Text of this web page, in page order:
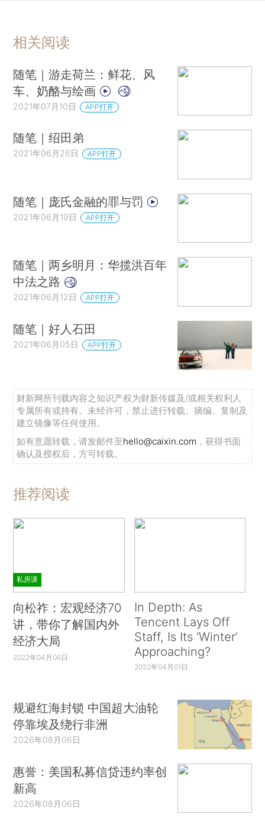
相关阅读
随笔｜游走荷兰：鲜花、风
车、奶酪与绘画
2021年07月10日 APP打开
随笔｜绍田弟
2021年06月26日 APP打开
随笔｜庞氏金融的罪与罚
2021年06月19日 APP打开
随笔｜两乡明月：华揽洪百年
中法之路
2021年06月12日 APP打开
随笔｜好人石田
2021年06月05日 APP打开
财新网所刊载内容之知识产权为财新传媒及/或相关权利人
专属所有或持有。未经许可，禁止进行转载、摘编、复制及
建立镜像等任何使用。
如有意愿转载，请发邮件至hello@caixin.com ，获得书面
确认及授权后，方可转载。
推荐阅读
私房课
向松祚：宏观经济70
讲，带你了解国内外
经济大局
2022年04月06日
In Depth: As
Tencent Lays Off
Staff, Is Its ‘Winter’
Approaching?
2022年04月01日
规避红海封锁 中国超大油轮
停靠埃及绕行非洲
2026年08月06日
惠誉：美国私募信贷违约率创
新高
2026年08月06日